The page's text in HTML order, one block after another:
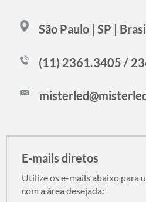
São Paulo | SP |
(11) 2361.3405 /
E-mails diretos
Utilize os e-mails abaixo para
com a área desejada: